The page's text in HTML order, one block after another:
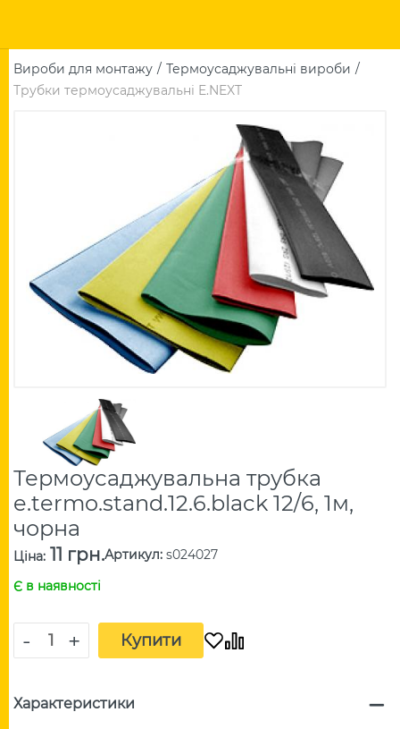
Вироби для монтажу
Термоусаджувальні вироби
Трубки термоусаджувальні E.NEXT
Термоусаджувальна трубка
e.termo.stand.12.6.black 12/6, 1м,
чорна
Ціна: 11 грн.Артикул: s024027
Є в наявності
- + Купити
Характеристики